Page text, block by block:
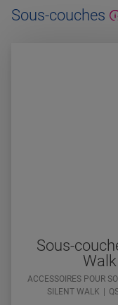
Sous-couches
Sous-
Walk
ACCESSOIRES POUR
SILENT WALK